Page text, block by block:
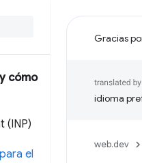
cómo
(INP)
el
Gracias
idioma
web.dev